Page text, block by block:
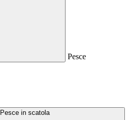
Pesce
Pesce in scatola